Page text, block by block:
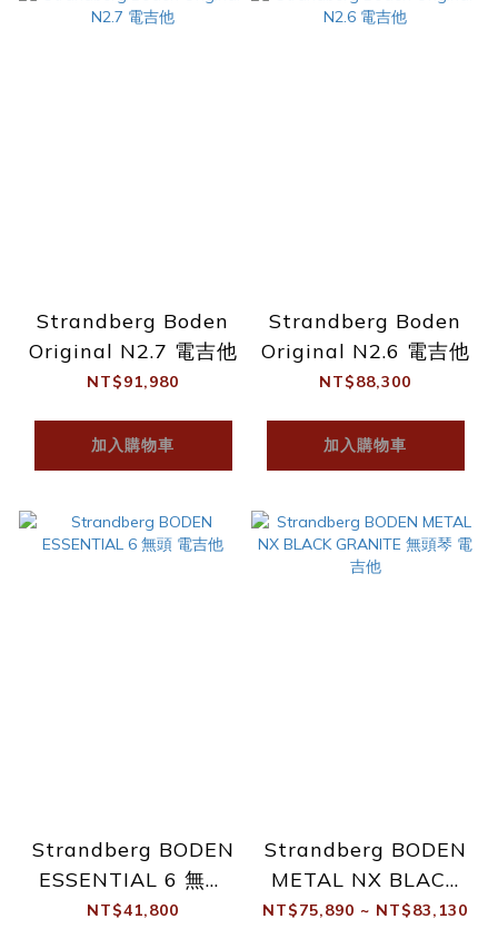
Strandberg Boden
Original N2.7 電吉他
NT$91,980
加入購物車
Strandberg Boden
Original N2.6 電吉他
NT$88,300
加入購物車
Strandberg BODEN
ESSENTIAL 6 無頭
電吉他
NT$41,800
Strandberg BODEN
METAL NX BLACK
GRANITE 無頭琴 電
NT$75,890 ~ NT$83,130